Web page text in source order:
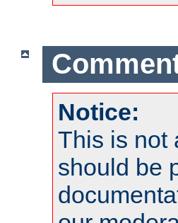
Notice:
This is not
should be